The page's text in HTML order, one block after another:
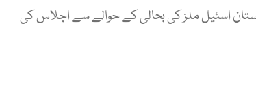
اسٹیل ملز کی بحالی کے حوالے سے اجلاس کی